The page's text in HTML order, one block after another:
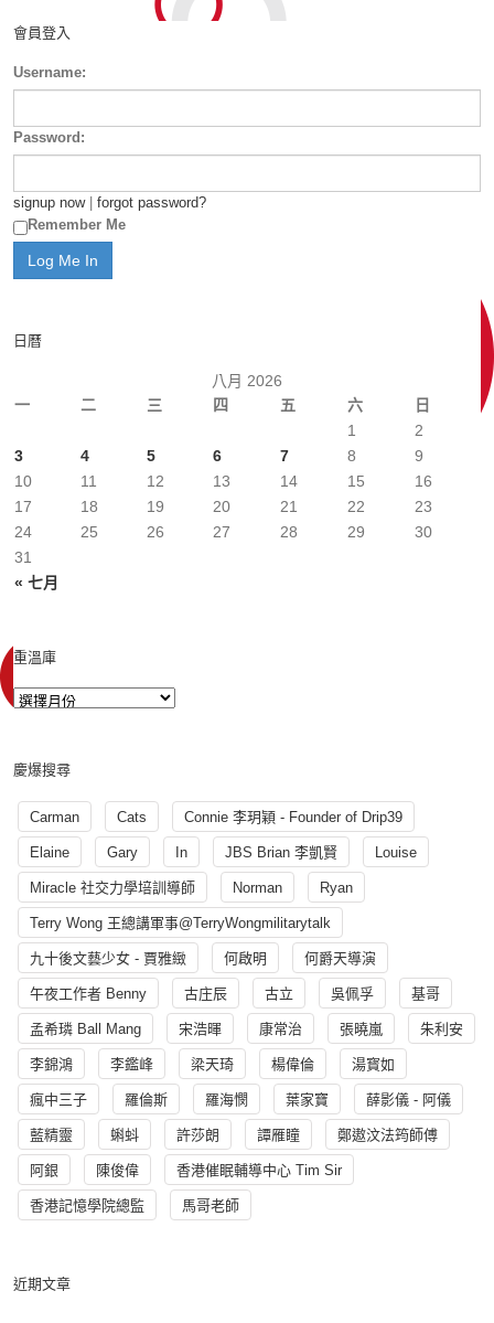
會員登入
Username:
Password:
signup now| forgot password?
Remember Me
日曆
八月 2026
一
二 三 四 五 六 日
« 七月
1
2
3
4 5 6 7 8
9
10
11 12 13 14 15
16
17
18 19 20 21 22
23
24
25 26 27 28 29
30
31
重溫庫
慶爆搜尋
Carman Cats Connie 李玥穎 - Founder of Drip39
Elaine Gary In JBS Brian 李凱賢 Louise
Miracle 社交力學培訓導師 Norman Ryan
Terry Wong 王總講軍事@TerryWongmilitarytalk
九十後文藝少女 - 賈雅緻 何啟明 何爵天導演
午夜工作者 Benny 古庄辰 古立 吳佩孚 基哥
孟希璘 Ball Mang 宋浩暉 康常治 張曉嵐 朱利安
李錦鴻 李鑑峰 梁天琦 楊偉倫 湯寳如
瘋中三子 羅倫斯 羅海憫 葉家寶 薛影儀 - 阿儀
藍精靈 蝌蚪 許莎朗 譚雁瞳 鄭遨汶法筠師傅
阿銀 陳俊偉 香港催眠輔導中心 Tim Sir
香港記憶學院總監 馬哥老師
近期文章